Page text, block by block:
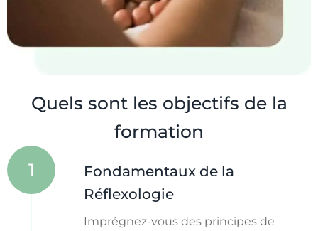
Quels sont les objectifs de la
formation
Fondamentaux de la
Réflexologie
Imprégnez-vous des principes de
1